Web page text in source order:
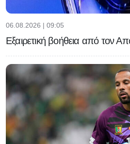
06.08.2026 | 09:05
Εξαιρετική βοήθεια από τον